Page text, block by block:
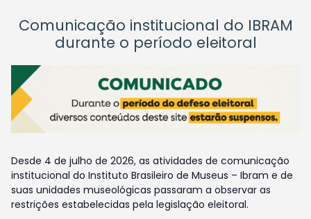
Comunicação institucional do IBRAM
durante o período eleitoral
Desde 4 de julho de 2026, as atividades de comunicação
institucional do Instituto Brasileiro de Museus – Ibram e de
suas unidades museológicas passaram a observar as
restrições estabelecidas pela legislação eleitoral.